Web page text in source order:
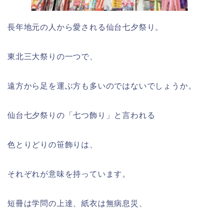
長年地元の人から愛される仙台七夕祭り。
東北三大祭りの一つで、
遠方から足を運ぶ方も多いのではないでしょうか。
仙台七夕祭りの「七つ飾り」と言われる
色とりどりの笹飾りは、
それぞれが意味を持っています。
短冊は学問の上達、紙衣は無病息災、